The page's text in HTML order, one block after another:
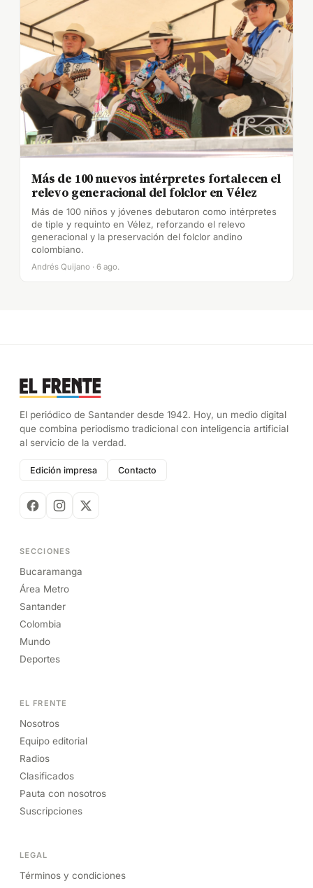
Más de 100 nuevos intérpretes fortalecen el
relevo generacional del folclor en Vélez
Más de 100 niños y jóvenes debutaron como intérpretes
de tiple y requinto en Vélez, reforzando el relevo
generacional y la preservación del folclor andino
colombiano.
Andrés Quijano · 6 ago.
El periódico de Santander desde 1942. Hoy, un medio digital
que combina periodismo tradicional con inteligencia artificial
al servicio de la verdad.
Edición impresa Contacto
SECCIONES
Bucaramanga
Área Metro
Santander
Colombia
Mundo
Deportes
EL FRENTE
Nosotros
Equipo editorial
Radios
Clasificados
Pauta con nosotros
Suscripciones
LEGAL
Términos y condiciones